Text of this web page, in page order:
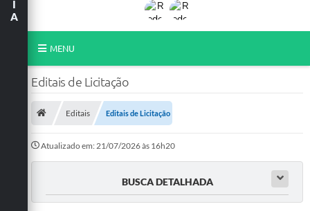
MENU
LGPD
FORMULÁRIOS
Notícias
I
A
Editais de Licitação
Editais Editais de Licitação
Atualizado em: 21/07/2026 às 16h20
BUSCA DETALHADA